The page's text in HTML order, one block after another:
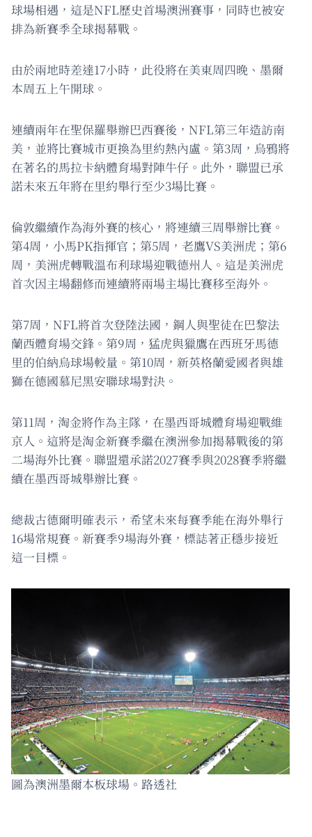
球場相遇，這是NFL歷史首場澳洲賽事，同時也被安
排為新賽季全球揭幕戰。
由於兩地時差達17小時，此役將在美東周四晚、墨爾
本周五上午開球。
連續兩年在聖保羅舉辦巴西賽後，NFL第三年造訪南
美，並將比賽城市更換為里約熱內盧。第3周，烏鴉將
在著名的馬拉卡納體育場對陣牛仔。此外，聯盟已承
諾未來五年將在里約舉行至少3場比賽。
倫敦繼續作為海外賽的核心，將連續三周舉辦比賽。
第4周，小馬PK指揮官；第5周，老鷹VS美洲虎；第6
周，美洲虎轉戰溫布利球場迎戰德州人。這是美洲虎
首次因主場翻修而連續將兩場主場比賽移至海外。
第7周，NFL將首次登陸法國，鋼人與聖徒在巴黎法
蘭西體育場交鋒。第9周，猛虎與獵鷹在西班牙馬德
里的伯納烏球場較量。第10周，新英格蘭愛國者與雄
獅在德國慕尼黑安聯球場對決。
第11周，淘金將作為主隊，在墨西哥城體育場迎戰維
京人。這將是淘金新賽季繼在澳洲參加揭幕戰後的第
二場海外比賽。聯盟還承諾2027賽季與2028賽季將繼
續在墨西哥城舉辦比賽。
總裁古德爾明確表示，希望未來每賽季能在海外舉行
16場常規賽。新賽季9場海外賽，標誌著正穩步接近
這一目標。
圖為澳洲墨爾本板球場。路透社